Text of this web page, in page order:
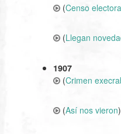
(Censo
(Llegan
1907
(Crimen
(Así nos vieron